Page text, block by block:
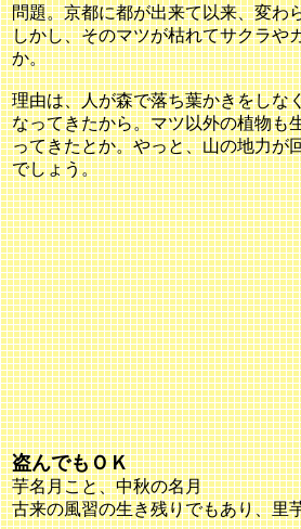
問題。京都に都が出来て以来、変わ
しかし、そのマツが枯れてサクラや
か。
理由は、人が森で落ち葉かきをしな
なってきたから。マツ以外の植物も
ってきたとか。やっと、山の地力が
でしょう。
盗んでもＯＫ
芋名月こと、中秋の名月
古来の風習の生き残りでもあり、里